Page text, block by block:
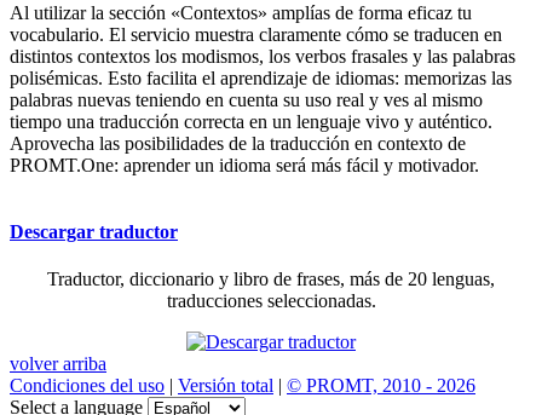
Al utilizar la sección «Contextos» amplías de forma eficaz tu
vocabulario. El servicio muestra claramente cómo se traducen en
distintos contextos los modismos, los verbos frasales y las palabras
polisémicas. Esto facilita el aprendizaje de idiomas: memorizas las
palabras nuevas teniendo en cuenta su uso real y ves al mismo
tiempo una traducción correcta en un lenguaje vivo y auténtico.
Aprovecha las posibilidades de la traducción en contexto de
PROMT.One: aprender un idioma será más fácil y motivador.
Descargar traductor
Traductor, diccionario y libro de frases, más de 20 lenguas,
traducciones seleccionadas.
volver arriba
Condiciones del uso | Versión total | © PROMT, 2010 - 2026
Select a language